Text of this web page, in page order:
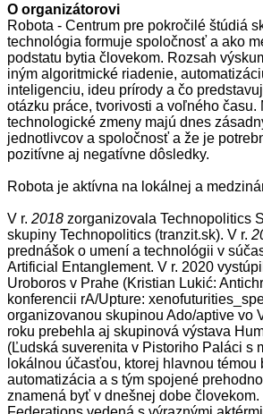
O organizátorovi
Robota - Centrum pre pokročilé štúdiá
technológia formuje spoločnosť a ako
podstatu bytia človekom. Rozsah
iným algoritmické riadenie,
inteligenciu, ideu prírody a čo
otázku práce, tvorivosti a voľného času.
technologické zmeny majú dnes
jednotlivcov a spoločnosť a že je
pozitívne aj negatívne dôsledky.
Robota je aktívna na lokálnej a
V r. 2018 zorganizovala Technopolitics
skupiny Technopolitics (tranzit.sk). V r.
prednášok o umení a technológii v
Artificial Entanglement. V r. 2020
Uroboros v Prahe (Kristian Lukić:
konferencii rA/Upture:
organizovanou skupinou Ado/aptive vo
roku prebehla aj skupinová výstava
(Ľudská suverenita v Pistoriho Paláci s
lokálnou účasťou, ktorej hlavnou témou
automatizácia a s tým spojené
znamená byť v dnešnej dobe